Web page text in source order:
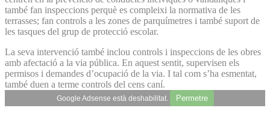
també fan inspeccions perquè es compleixi la normativa de les
terrasses; fan controls a les zones de parquímetres i també suport de
les tasques del grup de protecció escolar.
La seva intervenció també inclou controls i inspeccions de les obres
amb afectació a la via pública. En aquest sentit, supervisen els
permisos i demandes d’ocupació de la via. I tal com s’ha esmentat,
també duen a terme controls del cens caní.
Google Adsense està deshabilitat. Permetre